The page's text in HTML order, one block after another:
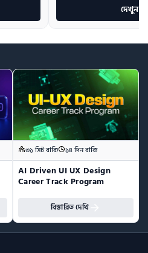
দেখুন
৩১ সিট বাকি ১৪ দিন বাকি
AI Driven UI UX Design
Career Track Program
বিস্তারিত দেখি